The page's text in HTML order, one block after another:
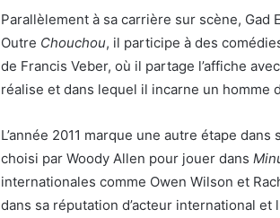
Parallèlement à sa carrière sur scène, Gad
Outre Chouchou, il participe à des
de Francis Veber, où il partage l’affiche
réalise et dans lequel il incarne un homme
L’année 2011 marque une autre étape
choisi par Woody Allen pour jouer dans
internationales comme Owen Wilson et
dans sa réputation d’acteur international